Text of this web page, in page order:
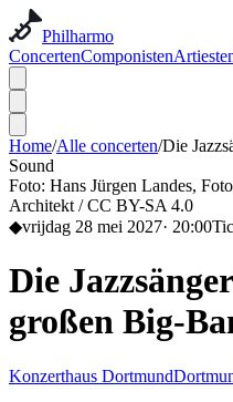
Philharmo
ConcertenComponisten
Home/Alle concerten/Die
Sound
Foto: Hans Jürgen Landes,
Architekt / CC BY-SA 4.0
◆vrijdag 28 mei 2027· 20:00
Die
großen Big-
Konzerthaus Dortmund